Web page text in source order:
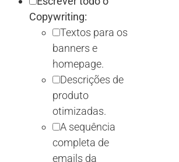
Copywriting:
Textos para os
banners e
homepage.
Descrições de
produto
otimizadas.
A sequência
completa de
emails da